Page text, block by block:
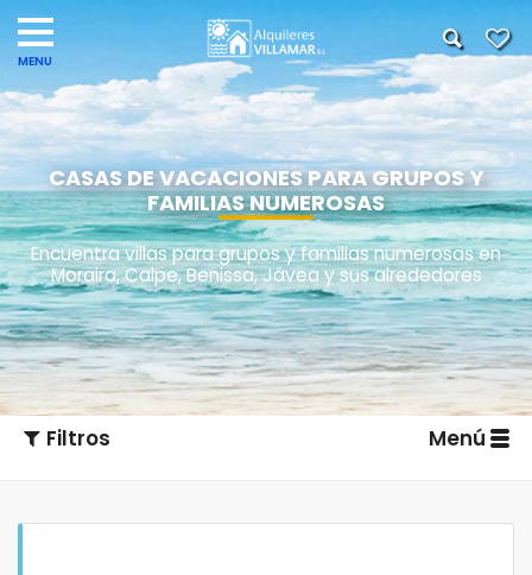
CASAS DE VACACIONES PARA GRUPOS Y
FAMILIAS NUMEROSAS
Encuentra villas para grupos y familias numerosas en
Moraira, Calpe, Benissa, Jávea y sus alrededores
Filtros Menú